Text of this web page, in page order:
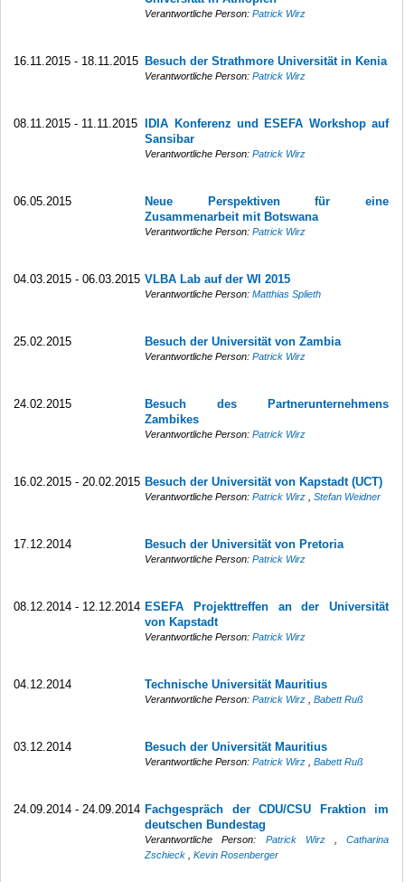
Verantwortliche Person:Patrick Wirz
16.11.2015 - 18.11.2015 Besuch der Strathmore Universität in Kenia
Verantwortliche Person:Patrick Wirz
08.11.2015 - 11.11.2015
IDIA Konferenz und ESEFA Workshop auf
Sansibar
Verantwortliche Person:Patrick Wirz
06.05.2015
Neue Perspektiven für eine
Zusammenarbeit mit Botswana
Verantwortliche Person:Patrick Wirz
04.03.2015 - 06.03.2015 VLBA Lab auf der WI 2015
Verantwortliche Person:Matthias Splieth
25.02.2015 Besuch der Universität von Zambia
Verantwortliche Person:Patrick Wirz
24.02.2015
Besuch des Partnerunternehmens
Zambikes
Verantwortliche Person:Patrick Wirz
16.02.2015 - 20.02.2015 Besuch der Universität von Kapstadt (UCT)
Verantwortliche Person:Patrick Wirz ,Stefan Weidner
17.12.2014 Besuch der Universität von Pretoria
Verantwortliche Person:Patrick Wirz
08.12.2014 - 12.12.2014 ESEFA Projekttreffen an der Universität
von Kapstadt
Verantwortliche Person:Patrick Wirz
04.12.2014 Technische Universität Mauritius
Verantwortliche Person:Patrick Wirz ,Babett Ruß
03.12.2014 Besuch der Universität Mauritius
Verantwortliche Person:Patrick Wirz ,Babett Ruß
24.09.2014 - 24.09.2014 Fachgespräch der CDU/CSU Fraktion im
deutschen Bundestag
Verantwortliche Person: Patrick Wirz ,Catharina
Zschieck
,Kevin Rosenberger